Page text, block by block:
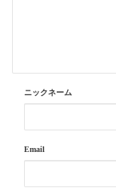
ニックネーム
Email